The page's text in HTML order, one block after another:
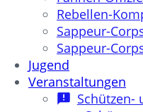
Rebellen-
Sappeur-
Sappeur-
Jugend
Veranstaltungen
Schützen-